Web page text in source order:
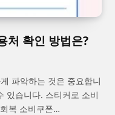
처 확인 방법은?
파악하는 것은 중요합니
있습니다. 스티커로 소비
복 소비쿠폰…